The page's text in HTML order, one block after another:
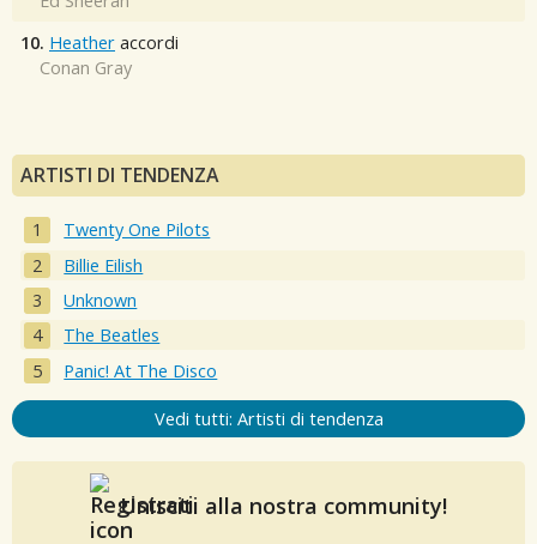
10. Heather accordi
Conan Gray
ARTISTI DI TENDENZA
Twenty One Pilots
Billie Eilish
Unknown
The Beatles
Panic! At The Disco
Vedi tutti: Artisti di tendenza
Unisciti alla nostra community!